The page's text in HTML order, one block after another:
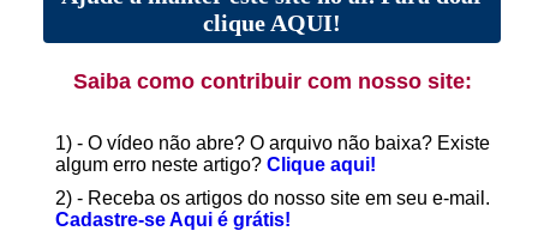
clique AQUI!
Saiba como contribuir com nosso site:
1) - O vídeo não abre? O arquivo não baixa? Existe
algum erro neste artigo? Clique aqui!
2) - Receba os artigos do nosso site em seu e-mail.
Cadastre-se Aqui é grátis!